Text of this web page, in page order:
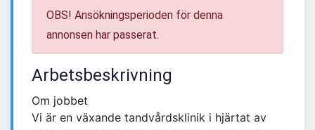
OBS! Ansökningsperioden för denna
annonsen har passerat.
Arbetsbeskrivning
Om jobbet
Vi är en växande tandvårdsklinik i hjärtat av